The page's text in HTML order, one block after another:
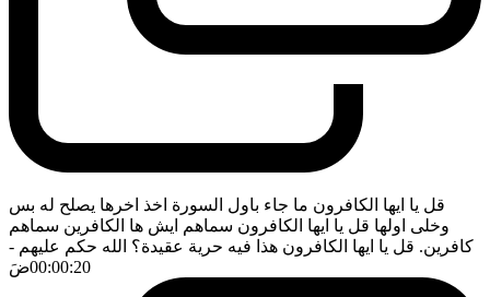
قل يا ايها الكافرون ما جاء باول السورة اخذ اخرها يصلح له بس
وخلى اولها قل يا ايها الكافرون سماهم ايش ها الكافرين سماهم
كافرين. قل يا ايها الكافرون هذا فيه حرية عقيدة؟ الله حكم عليهم -
00:00:20ضَ